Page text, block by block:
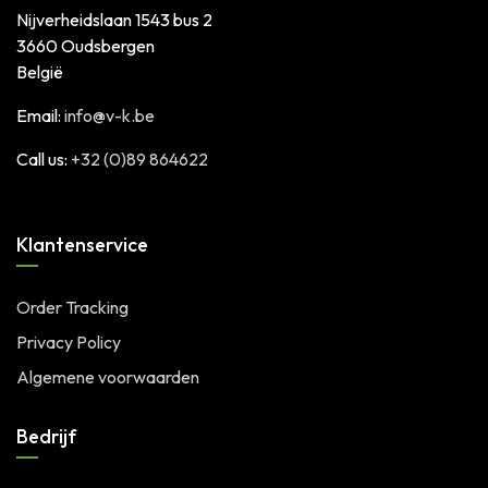
Nijverheidslaan 1543 bus 2
3660 Oudsbergen
België
Email: info@v-k.be
Call us: +32 (0)89 864622
Klantenservice
Order Tracking
Privacy Policy
Algemene voorwaarden
Bedrijf